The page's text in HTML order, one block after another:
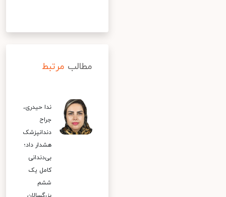
مطالب مرتبط
ندا حیدری،
جراح
دندانپزشک
هشدار داد؛
بی‌دندانی
کامل یک
ششم